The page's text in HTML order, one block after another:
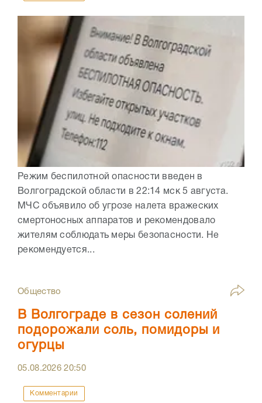
Режим беспилотной опасности введен в
Волгоградской области в 22:14 мск 5 августа.
МЧС объявило об угрозе налета вражеских
смертоносных аппаратов и рекомендовало
жителям соблюдать меры безопасности. Не
рекомендуется...
Общество
В Волгограде в сезон солений
подорожали соль, помидоры и
огурцы
05.08.202620:50
Комментарии